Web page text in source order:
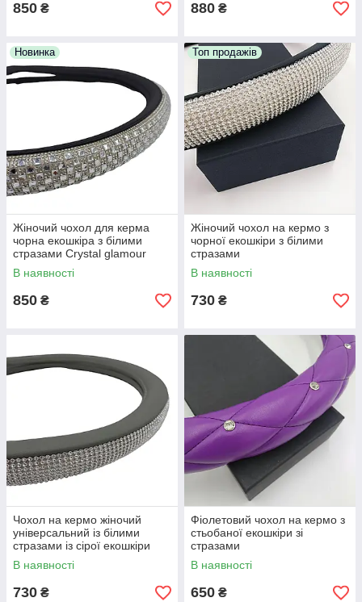
850 ₴ 880 ₴
Новинка
Жіночий чохол для керма
чорна екошкіра з білими
стразами Crystal glamour
В наявності
850 ₴
Топ продажів
Жіночий чохол на кермо з
чорної екошкіри з білими
стразами
В наявності
730 ₴
Чохол на кермо жіночий
універсальний із білими
стразами із сірої екошкіри
В наявності
730 ₴
Фіолетовий чохол на кермо з
стьобаної екошкіри зі
стразами
В наявності
650 ₴